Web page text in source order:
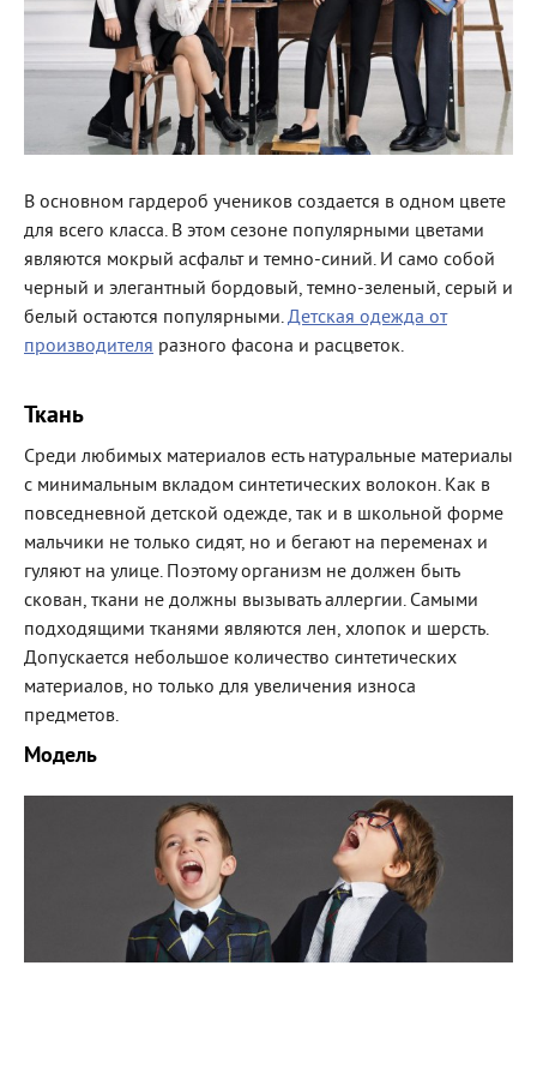
В основном гардероб учеников создается в одном цвете
для всего класса. В этом сезоне популярными цветами
являются мокрый асфальт и темно-синий. И само собой
черный и элегантный бордовый, темно-зеленый, серый и
белый остаются популярными.Детская одежда от
производителя разного фасона и расцветок.
Ткань
Среди любимых материалов есть натуральные материалы
с минимальным вкладом синтетических волокон. Как в
повседневной детской одежде, так и в школьной форме
мальчики не только сидят, но и бегают на переменах и
гуляют на улице. Поэтому организм не должен быть
скован, ткани не должны вызывать аллергии. Самыми
подходящими тканями являются лен, хлопок и шерсть.
Допускается небольшое количество синтетических
материалов, но только для увеличения износа
предметов.
Модель